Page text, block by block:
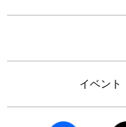
イベント